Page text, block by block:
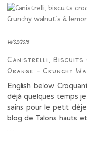
14/03/2018
Canistrelli, Biscuits
Orange – Crunchy
English below
déjà quelques temps
sains pour le petit
blog de Talons hauts
…